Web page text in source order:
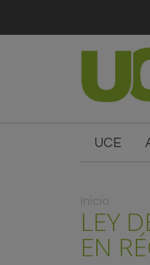
UCE
Usted
Inicio
LEY
EN